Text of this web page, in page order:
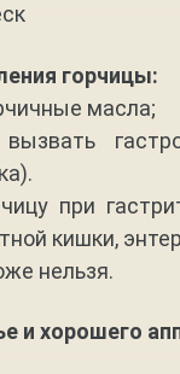
горчицы:
масла;
при
кишки,
нельзя.
и хорошего